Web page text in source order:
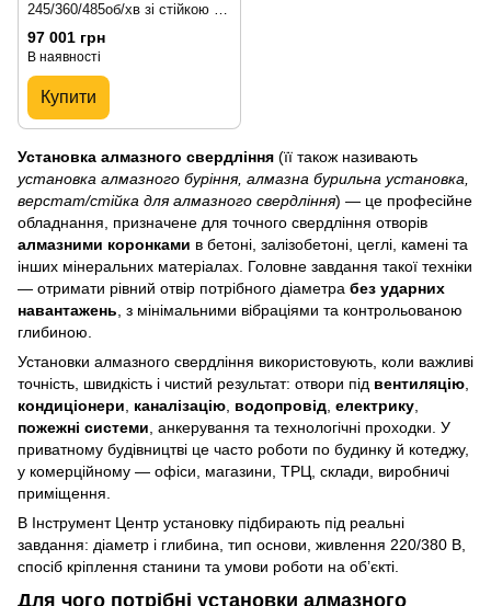
245/360/485об/хв зі стійкою та
нахилом 45°
97 001 грн
В наявності
Купити
Установка алмазного свердління (її також називають
установка алмазного буріння, алмазна бурильна установка,
верстат/стійка для алмазного свердління) — це професійне
обладнання, призначене для точного свердління отворів
алмазними коронками в бетоні, залізобетоні, цеглі, камені та
інших мінеральних матеріалах. Головне завдання такої техніки
— отримати рівний отвір потрібного діаметра без ударних
навантажень , з мінімальними вібраціями та контрольованою
глибиною.
Установки алмазного свердління використовують, коли важливі
точність, швидкість і чистий результат: отвори під вентиляцію
кондиціонери
каналізацію водопровід електрику
пожежні системи , анкерування та технологічні проходки. У
приватному будівництві це часто роботи по будинку й котеджу,
у комерційному — офіси, магазини, ТРЦ, склади, виробничі
приміщення.
В Інструмент Центр установку підбирають під реальні
завдання: діаметр і глибина, тип основи, живлення 220/380 В,
спосіб кріплення станини та умови роботи на об’єкті.
Для чого потрібні установки алмазного